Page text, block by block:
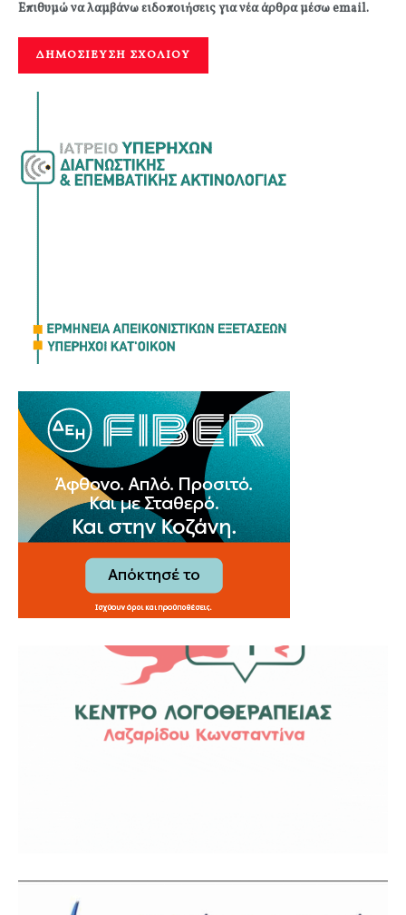
Επιθυμώ να λαμβάνω ειδοποιήσεις για νέα άρθρα μέσω email.